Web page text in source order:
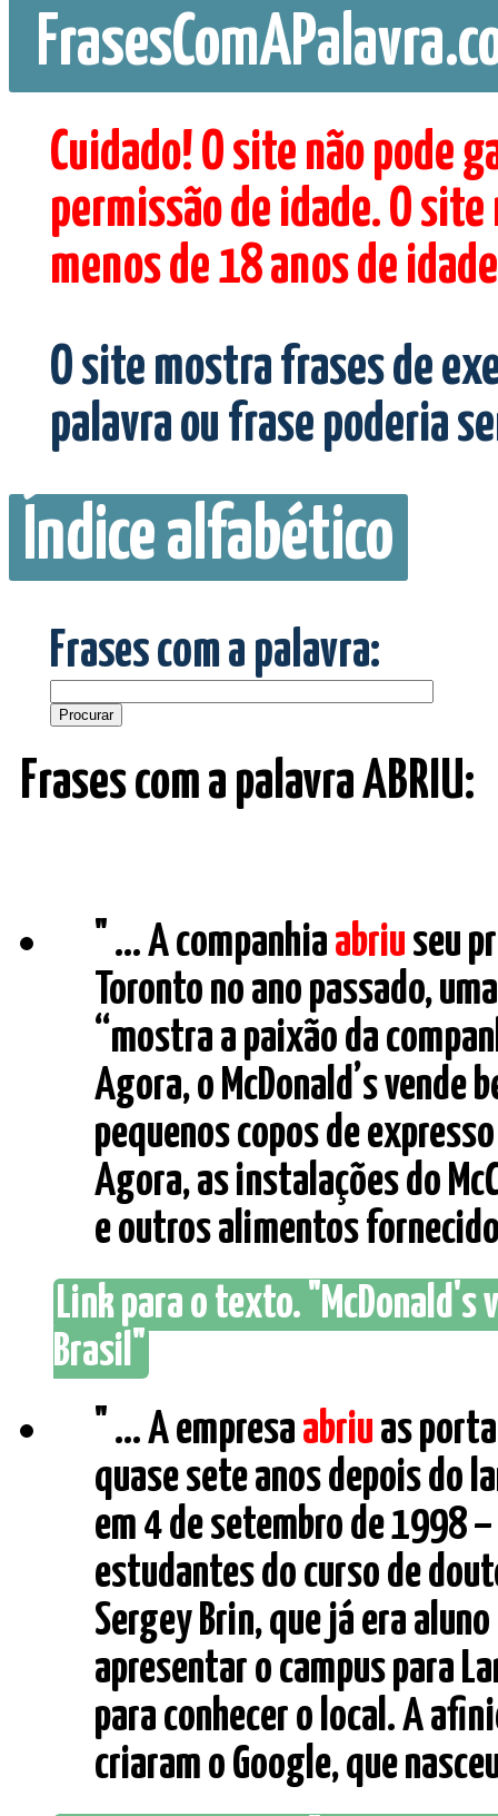
Cuidado! O site não pode
permissão de idade. O
menos de 18 anos de
O site mostra frases de
palavra ou frase poderia
Índice alfabético
Frases com a palavra:
Frases com a palavra ABRIU:
" ... A companhiaabriuseu
Toronto no ano passado,
“mostra a paixão da
Agora, o McDonald’s vende
pequenos copos de
Agora, as instalações do
e outros alimentos
Link para o texto. "McDonald's
Brasil"
" ... A empresaabriuas
quase sete anos depois do
em 4 de setembro de 1998
estudantes do curso de
Sergey Brin, que já era
apresentar o campus para
para conhecer o local. A
criaram o Google, que